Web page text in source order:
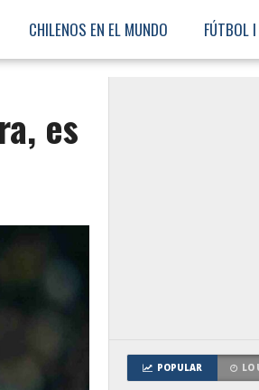
CHILENOS EN EL MUNDO FÚTBOL
es
POPULAR LO